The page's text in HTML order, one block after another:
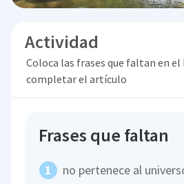
Actividad
Coloca las frases que faltan en
completar el artículo
Frases que faltan
no pertenece al